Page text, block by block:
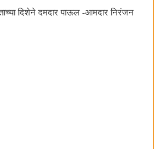
दिशेने दमदार पाऊल -आमदार निरंजन